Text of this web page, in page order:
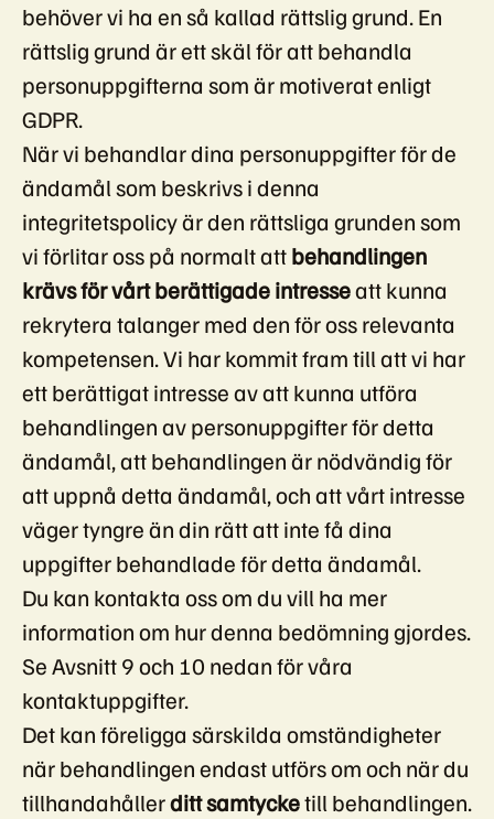
behöver vi ha en så kallad rättslig grund. En
rättslig grund är ett skäl för att behandla
personuppgifterna som är motiverat enligt
GDPR.
När vi behandlar dina personuppgifter för de
ändamål som beskrivs i denna
integritetspolicy är den rättsliga grunden som
vi förlitar oss på normalt attbehandlingen
krävs för vårt berättigade intresseatt kunna
rekrytera talanger med den för oss relevanta
kompetensen. Vi har kommit fram till att vi har
ett berättigat intresse av att kunna utföra
behandlingen av personuppgifter för detta
ändamål, att behandlingen är nödvändig för
att uppnå detta ändamål, och att vårt intresse
väger tyngre än din rätt att inte få dina
uppgifter behandlade för detta ändamål.
Du kan kontakta oss om du vill ha mer
information om hur denna bedömning gjordes.
Se Avsnitt 9 och 10 nedan för våra
kontaktuppgifter.
Det kan föreligga särskilda omständigheter
när behandlingen endast utförs om och när du
tillhandahållerditt samtycketill behandlingen.